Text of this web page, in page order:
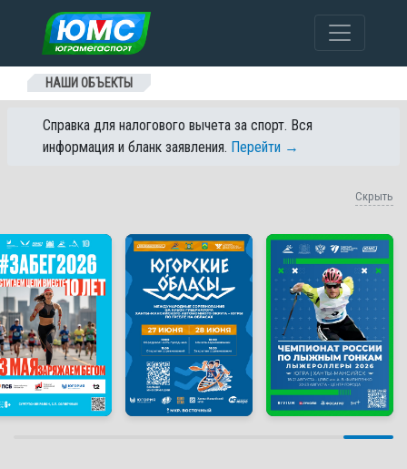
Перейти к содержанию
НАШИ ОБЪЕКТЫ
Справка для налогового вычета за спорт. Вся
информация и бланк заявления. Перейти →
Скрыть